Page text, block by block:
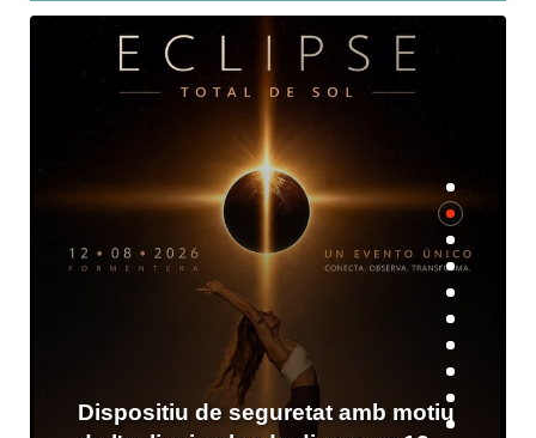
L'eclipsi des des cap de Barbaria